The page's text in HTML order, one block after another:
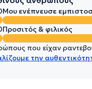
Μου ενέπνευσε
Προσιτός & φιλικός
που είχαν
την